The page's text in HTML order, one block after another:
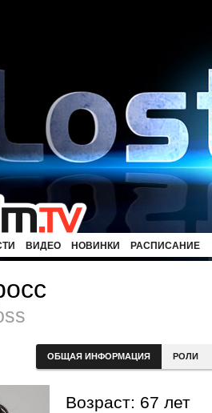
ВИДЕО НОВИНКИ РАСПИСАНИЕ
ОБЩАЯ ИНФОРМАЦИЯ РОЛИ
Возраст: 67 лет